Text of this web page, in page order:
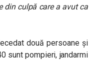
din culpă care a avut ca
două persoane și
sunt pompieri, jandarmi